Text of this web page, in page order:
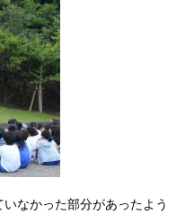
なかった部分があったよう